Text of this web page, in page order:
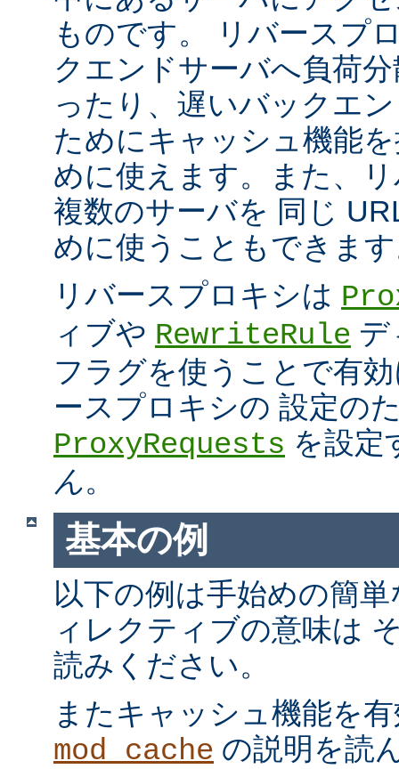
ものです。 リバースプ
クエンドサーバへ負荷
ったり、遅いバックエ
ためにキャッシュ機能
めに使えます。また、
複数のサーバを 同じ
めに使うこともできま
リバースプロキシは
ィブや RewriteRule
フラグを使うことで有
ースプロキシの 設定の
ProxyRequests を設定
ん。
基本の例
以下の例は手始めの簡
ィレクティブの意味は
読みください。
またキャッシュ機能を
mod_cache の説明を読